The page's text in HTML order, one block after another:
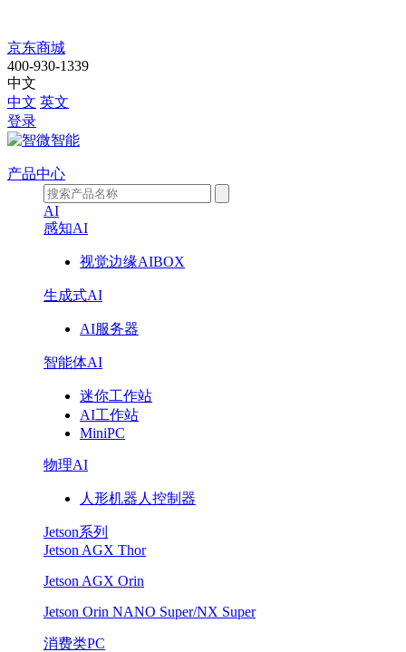
产
品
中
心
京东商城
400-930-1339
中文
中文 英文
登录
产品中心
AI
感知AI
视觉边缘AIBOX
生成式AI
AI服务器
智能体AI
迷你工作站
AI工作站
MiniPC
物理AI
人形机器人控制器
Jetson系列
Jetson AGX Thor
Jetson AGX Orin
Jetson Orin NANO Super/NX Super
消费类PC